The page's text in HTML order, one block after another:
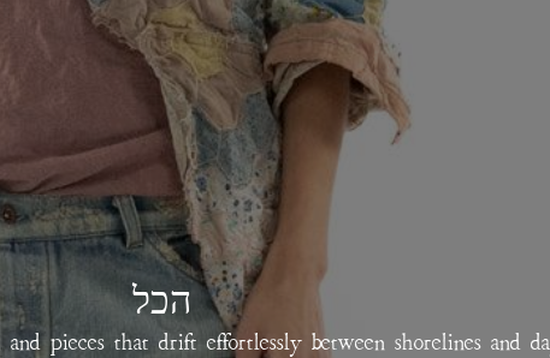
הכל
and pieces that drift effortlessly between shorelines and